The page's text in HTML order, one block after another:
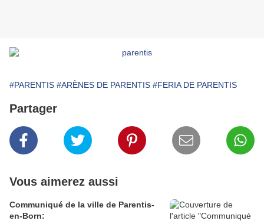
#PARENTIS #ARÈNES DE PARENTIS #FERIA DE PARENTIS
Partager
Vous aimerez aussi
Communiqué de la ville de Parentis-
en-Born: